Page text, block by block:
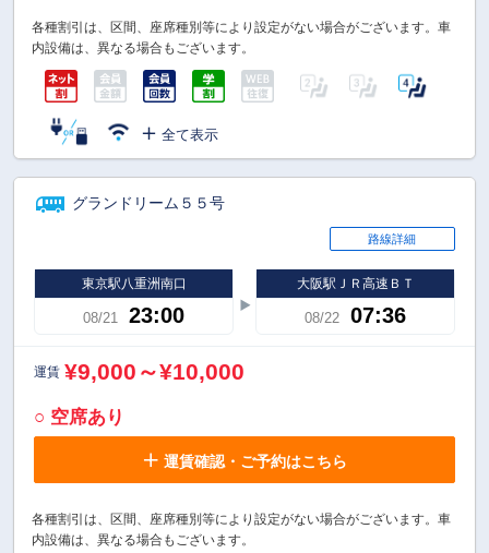
各種割引は、区間、座席種別等により設定がない場合がございます。車
内設備は、異なる場合もございます。
全て表示
グランドリーム５５号
路線詳細
東京駅八重洲南口
08/21 23:00
大阪駅ＪＲ高速ＢＴ
08/22 07:36
運賃 ¥9,000～¥10,000
○ 空席あり
運賃確認・ご予約はこちら
各種割引は、区間、座席種別等により設定がない場合がございます。車
内設備は、異なる場合もございます。